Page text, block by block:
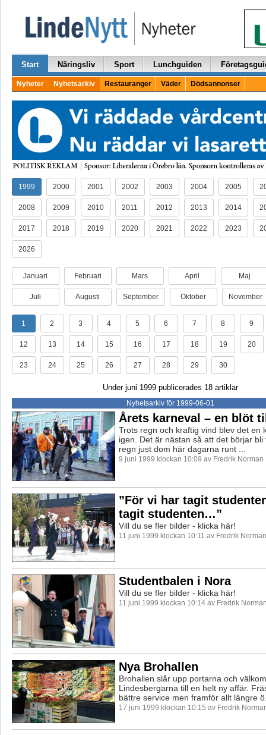
Start Näringsliv Sport Lunchguiden
Nyheter Nyhetsarkiv Restauranger Väder Dödsannonser
1999 2000 2001 2002 2003 2004 2005
2008 2009 2010 2011 2012 2013 2014
2017 2018 2019 2020 2021 2022 2023
2026
Januari Februari Mars April Maj
Juli Augusti September Oktober November
1 2 3 4 5 6 7 8 9
12 13 14 15 16 17 18 19 20
23 24 25 26 27 28 29 30
Under juni 1999 publicerades 18 artiklar
Nyhetsarkiv för 1999-06-01
Årets karneval – en blöt
Trots regn och kraftig vind blev det en
igen. Det är nästan så att det börjar bli
regn just dom här dagarna runt ...
9 juni 1999 klockan 10:09 av Fredrik Norman
”För vi har tagit
tagit studenten…”
Vill du se fler bilder - klicka här!
11 juni 1999 klockan 10:11 av Fredrik Norman
Studentbalen i Nora
Vill du se fler bilder - klicka här!
11 juni 1999 klockan 10:14 av Fredrik
Nya Brohallen
Brohallen slår upp portarna och
Lindesbergarna till en helt ny affär.
bättre service men framför allt längre
17 juni 1999 klockan 10:15 av Fredrik